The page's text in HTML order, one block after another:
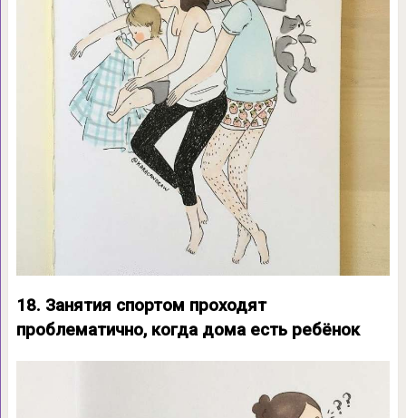
18. Занятия спортом проходят
проблематично, когда дома есть ребёнок